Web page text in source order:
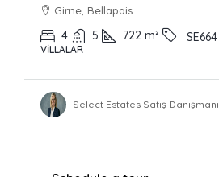
Girne, Bellapais
4 5 722 m² SE664
VILLALAR
Select Estates Satış Danışmanı